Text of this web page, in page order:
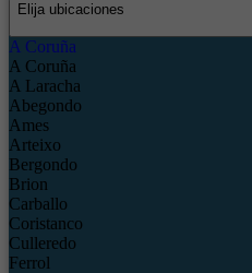
Elija ubicaciones
A Coruña
A Coruña
A Laracha
Abegondo
Ames
Arteixo
Bergondo
Brion
Carballo
Coristanco
Culleredo
Ferrol